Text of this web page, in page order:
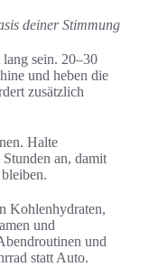
deiner Stimmung
sein. 20–30
und heben die
zusätzlich
Halte
an, damit
Kohlenhydraten,
und
und
statt Auto.